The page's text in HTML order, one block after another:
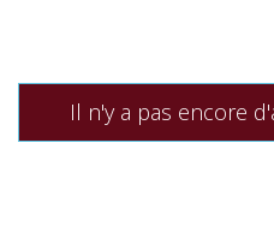
Il n'y a pas encore